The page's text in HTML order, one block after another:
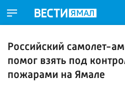
Российский самолет-
помог взять под
пожарами на Ямале